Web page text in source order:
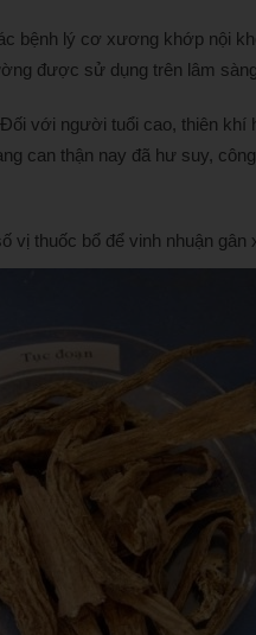
bệnh lý cơ xương khớp nội
được sử dụng trên lâm
Đối với người tuổi cao, thiên khí
can thận nay đã hư suy,
vị thuốc bổ để vinh nhuận